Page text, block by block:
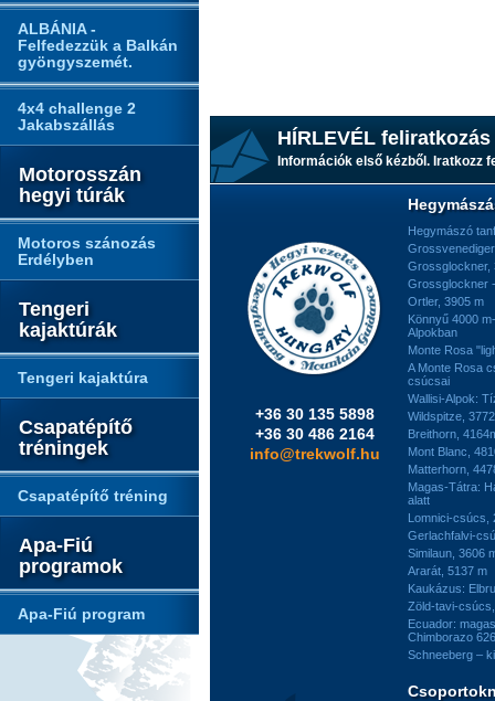
ALBÁNIA -
Felfedezzük a Balkán
gyöngyszemét.
4x4 challenge 2
Jakabszállás
Motorosszán
hegyi túrák
Motoros szánozás
Erdélyben
Tengeri
kajaktúrák
Tengeri kajaktúra
Csapatépítő
tréningek
Csapatépítő tréning
Apa-Fiú
programok
Apa-Fiú program
HÍRLEVÉL feliratkozás
Információk első kézből. Iratkozz
+36 30 135 5898
+36 30 486 2164
info@trekwolf.hu
Hegymászó
Grossglockner,
Grossglockner
Ortler, 3905 m
Könnyű 4000
Alpokban
Monte Rosa
A Monte Rosa
csúcsai
Wallisi-Alpok:
Wildspitze,
Breithorn,
Mont Blanc,
Matterhorn,
Magas-Tátra:
alatt
Lomnici-csúcs,
Gerlachfalvi-
Similaun, 3606
Ararát, 5137 m
Kaukázus:
Zöld-tavi-
Ecuador:
Chimborazo
Schneeberg –